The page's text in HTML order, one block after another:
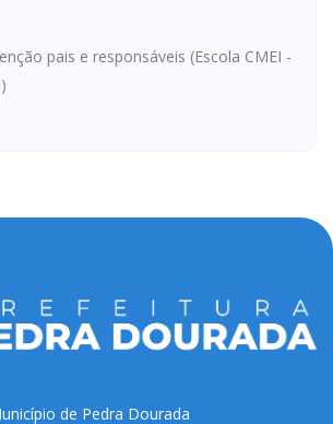
pais e responsáveis (Escola CMEI -
de Pedra Dourada